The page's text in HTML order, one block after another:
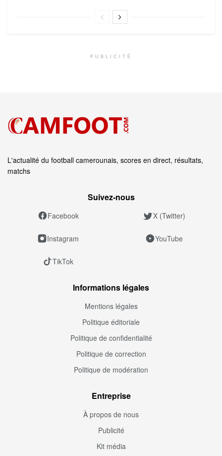
PUBLICITÉ
L'actualité du football camerounais, scores en direct, résultats,
matchs
Suivez‑nous
Facebook X (Twitter)
Instagram YouTube
TikTok
Informations légales
Mentions légales
Politique éditoriale
Politique de confidentialité
Politique de correction
Politique de modération
Entreprise
À propos de nous
Publicité
Kit média